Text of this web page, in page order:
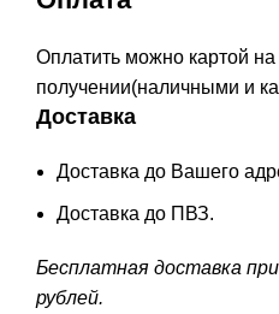
Оплатить можно картой на
получении(наличными и
Доставка
Доставка до Вашего
Доставка до ПВЗ.
Бесплатная доставка
рублей.